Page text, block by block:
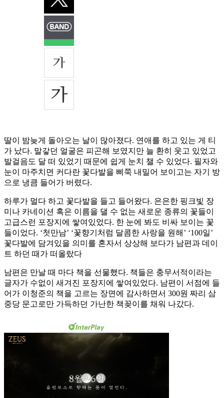
딸이 밤늦게 돌아오는 날이 많아졌다. 연애를 하고 있는 게 티
가 났다. 말갛던 얼굴은 피곤해 보였지만 늘 환히 웃고 있었고
발걸음도 달 떠 있었기 때문에 쉽게 눈치 챌 수 있었다. 필자와
눈이 마주치면 커다란 꽃다발을 삐쭉 내밀어 보이고는 자기 방
으로 냉큼 들어가 버렸다.
하루가 멀다 하고 꽃다발을 들고 들어왔다. 은은한 핑크빛 장
미나 카네이션 혹은 이름을 댈 수 없는 새로운 종류의 꽃들이
고급스런 포장지에 쌓여있었다. 한 눈에 봐도 비싸 보이는 꽃
들이었다. ‘첫만남’ ‘꽃향기처럼 달콤한 사랑을 원해’ ‘100일’
꽃다발에 담겨있을 의미를 혼자서 상상해 보다가 남편과 데이
트 하던 때가 떠올랐다
남편은 만날 때 마다 책을 선물했다. 책들은 충무서적이라는
글자가 수없이 새겨진 포장지에 쌓여있었다. 남편이 서점에 들
어가 이청준의 책을 고르는 장면에 감사하면서 300원 짜리 삼
중당 문고로만 가득하던 가난한 책꽂이를 채워 나갔다.